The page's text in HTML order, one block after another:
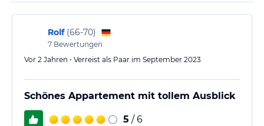
Rolf (66-70)
7 Bewertungen
Vor 2 Jahren • Verreist als Paar im September 2023
Schönes Appartement mit tollem Ausblick
5 / 6